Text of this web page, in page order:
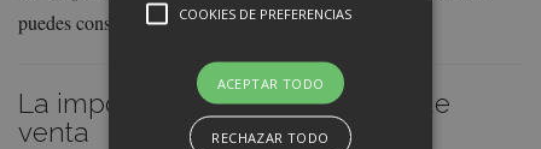
puedes consultar nuestra guía completa.
La importancia de la estrategia de
venta
COOKIES DE PREFERENCIAS
ACEPTAR TODO
RECHAZAR TODO